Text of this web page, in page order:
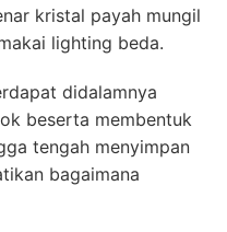
kristal payah mungil
lighting beda.
didalamnya
beserta membentuk
tengah menyimpan
bagaimana